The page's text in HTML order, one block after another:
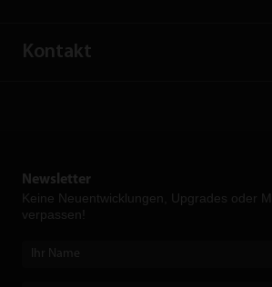
Kontakt
Newsletter
Keine Neuent­wicklungen, Upgrades oder
verpassen!